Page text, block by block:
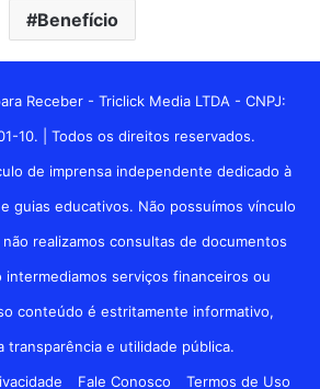
Benefício
Receber - Triclick Media LTDA - CNPJ:
10. | Todos os direitos reservados.
de imprensa independente dedicado à
guias educativos. Não possuímos vínculo
realizamos consultas de documentos
intermediamos serviços financeiros ou
conteúdo é estritamente informativo,
transparência e utilidade pública.
Fale Conosco Termos de Uso